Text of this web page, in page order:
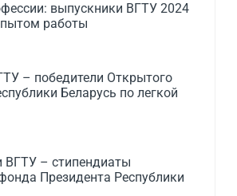
выпускники ВГТУ 2024
работы
– победители Открытого
Беларусь по легкой
ВГТУ – стипендиаты
Президента Республики